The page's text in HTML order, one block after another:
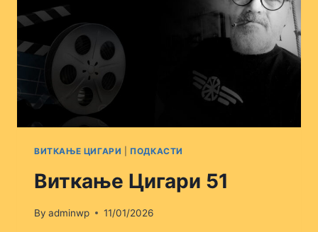
ВИТКАЊЕ ЦИГАРИ ПОДКАСТИ
Виткање Цигари 51
By adminwp 11/01/2026